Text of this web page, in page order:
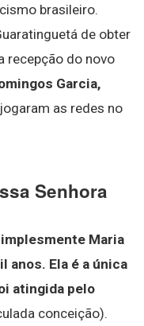
brasileiro.
de obter
recepção do novo
Garcia,
as redes no
Senhora
Maria
anos. Ela é a única
atingida pelo
conceição).